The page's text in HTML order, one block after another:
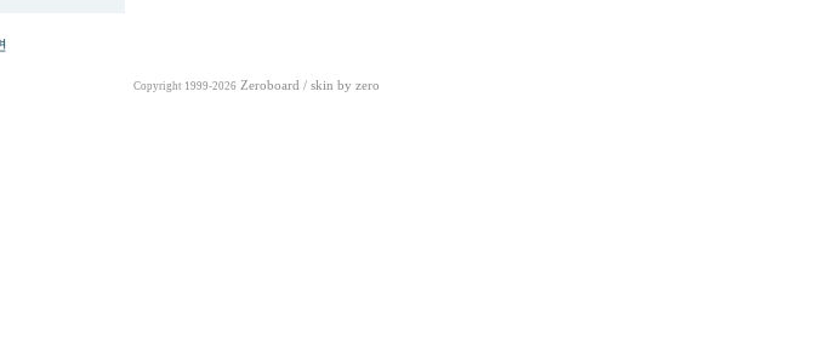
Copyright 1999-2026 Zeroboard / skin by zero